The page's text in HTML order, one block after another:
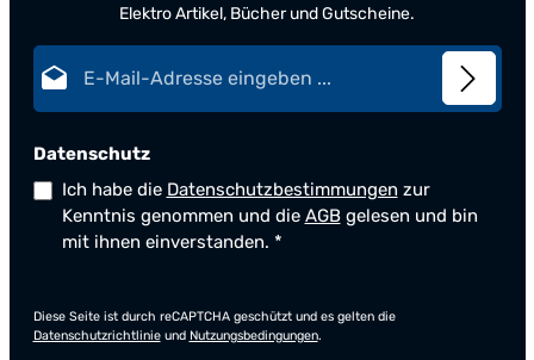
Elektro Artikel, Bücher und Gutscheine.
Datenschutz
Ich habe die Datenschutzbestimmungen zur
Kenntnis genommen und die AGBgelesen und bin
mit ihnen einverstanden. *
Diese Seite ist durch reCAPTCHA geschützt und es gelten die
Datenschutzrichtlinieund Nutzungsbedingungen.